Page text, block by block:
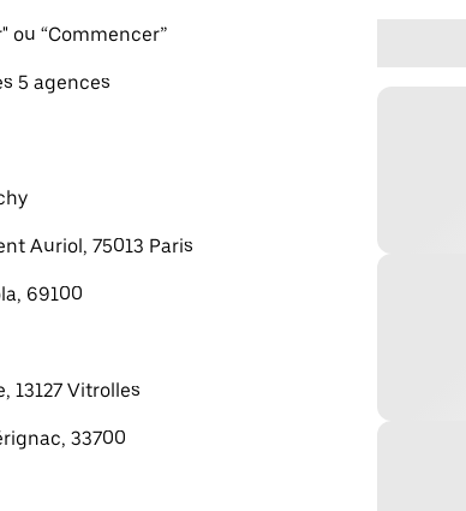
ou “Commencer”
5 agences
Auriol, 75013 Paris
69100
13127 Vitrolles
33700